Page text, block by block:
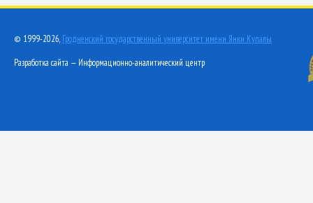
© 1999-2026, Гродненский государственный университет имени Янки Купалы
Разработка сайта — Информационно-аналитический центр